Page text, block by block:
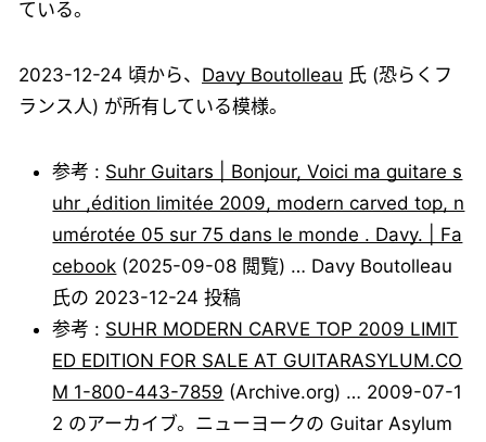
ている。
2023-12-24 頃から、 Davy Boutolleau 氏 (恐らくフ
ランス人) が所有している模様。
参考 : Suhr Guitars | Bonjour, Voici ma guitare s
uhr ,édition limitée 2009, modern carved top, n
umérotée 05 sur 75 dans le monde . Davy. | Fa
cebook (2025-09-08 閲覧) … Davy Boutolleau
氏の 2023-12-24 投稿
参考 : SUHR MODERN CARVE TOP 2009 LIMIT
ED EDITION FOR SALE AT GUITARASYLUM.CO
M 1-800-443-7859 (Archive.org) … 2009-07-1
2 のアーカイブ。ニューヨークの Guitar Asylum